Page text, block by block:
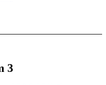
3